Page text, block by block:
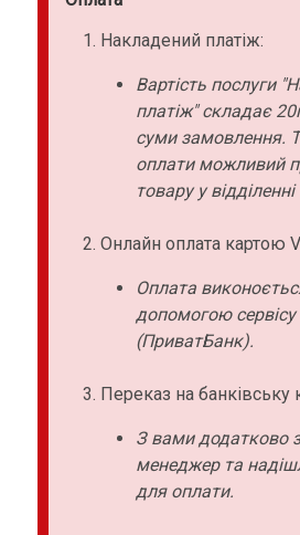
Накладений платіж:
Вартість послуги
платіж" складає
суми замовлення.
оплати можливий
товару у
Онлайн оплата картою
Оплата
допомогою
(ПриватБанк).
Переказ на банківську
З вами додатково
менеджер та
для оплати.